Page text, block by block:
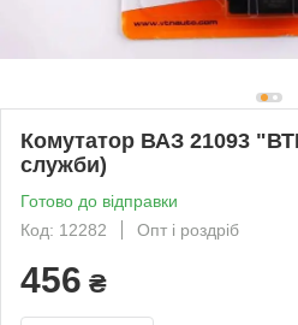
Комутатор ВАЗ 21093
служби)
Готово до відправки
Код: 12282
Опт і роздріб
456 ₴